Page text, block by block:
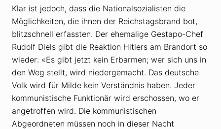
Klar ist jedoch, dass die Nationalsozialisten die
Möglichkeiten, die ihnen der Reichstagsbrand bot,
blitzschnell erfassten. Der ehemalige Gestapo-Chef
Rudolf Diels gibt die Reaktion Hitlers am Brandort so
wieder: «Es gibt jetzt kein Erbarmen; wer sich uns in
den Weg stellt, wird niedergemacht. Das deutsche
Volk wird für Milde kein Verständnis haben. Jeder
kommunistische Funktionär wird erschossen, wo er
angetroffen wird. Die kommunistischen
Abgeordneten müssen noch in dieser Nacht